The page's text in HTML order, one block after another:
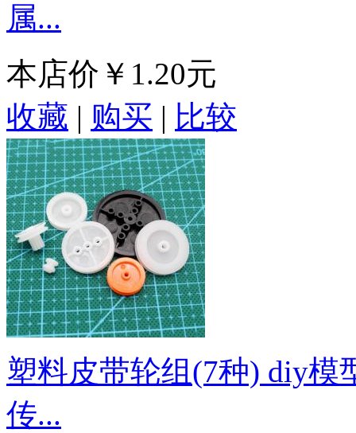
属...
本店价 ￥1.20元
收藏 | 购买 | 比较
塑料皮带轮组(7种) diy模
传...